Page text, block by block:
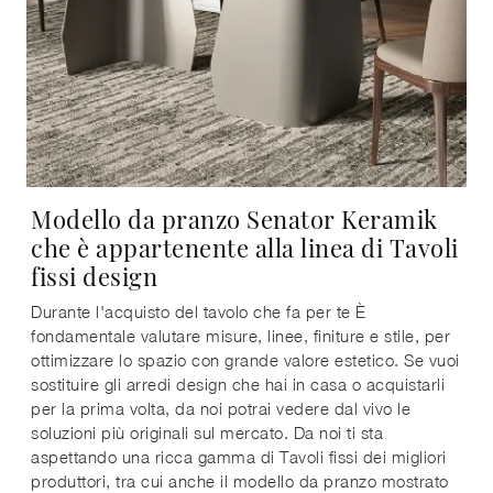
Modello da pranzo Senator Keramik
che è appartenente alla linea di Tavoli
fissi design
Durante l'acquisto del tavolo che fa per te È
fondamentale valutare misure, linee, finiture e stile, per
ottimizzare lo spazio con grande valore estetico. Se vuoi
sostituire gli arredi design che hai in casa o acquistarli
per la prima volta, da noi potrai vedere dal vivo le
soluzioni più originali sul mercato. Da noi ti sta
aspettando una ricca gamma di Tavoli fissi dei migliori
produttori, tra cui anche il modello da pranzo mostrato